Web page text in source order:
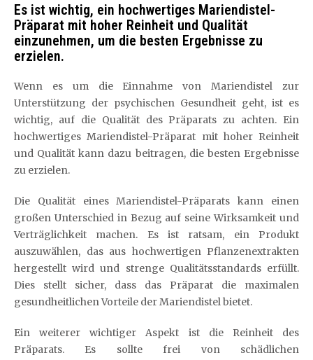
Es ist wichtig, ein hochwertiges Mariendistel-
Präparat mit hoher Reinheit und Qualität
einzunehmen, um die besten Ergebnisse zu
erzielen.
Wenn es um die Einnahme von Mariendistel zur
Unterstützung der psychischen Gesundheit geht, ist es
wichtig, auf die Qualität des Präparats zu achten. Ein
hochwertiges Mariendistel-Präparat mit hoher Reinheit
und Qualität kann dazu beitragen, die besten Ergebnisse
zu erzielen.
Die Qualität eines Mariendistel-Präparats kann einen
großen Unterschied in Bezug auf seine Wirksamkeit und
Verträglichkeit machen. Es ist ratsam, ein Produkt
auszuwählen, das aus hochwertigen Pflanzenextrakten
hergestellt wird und strenge Qualitätsstandards erfüllt.
Dies stellt sicher, dass das Präparat die maximalen
gesundheitlichen Vorteile der Mariendistel bietet.
Ein weiterer wichtiger Aspekt ist die Reinheit des
Präparats. Es sollte frei von schädlichen